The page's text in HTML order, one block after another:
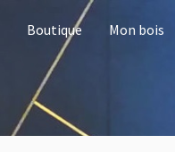
Boutique Mon bois